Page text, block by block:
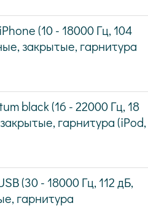
(10 - 18000 Гц, 104
закрытые, гарнитура
black (16 - 22000 Гц, 18
гарнитура (iPod,
(30 - 18000 Гц, 112 дБ,
гарнитура